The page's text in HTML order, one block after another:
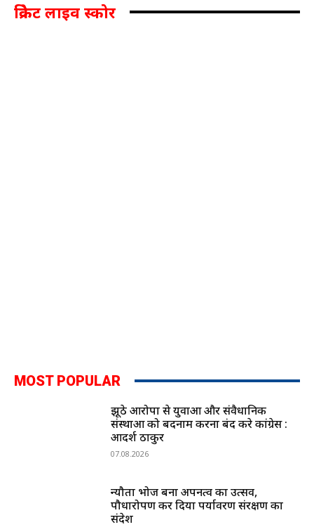
क्रिकेट लाइव स्कोर
MOST POPULAR
झूठे आरोपों से युवाओं और संवैधानिक
संस्थाओं को बदनाम करना बंद करे कांग्रेस :
आदर्श ठाकुर
07.08.2026
न्यौता भोज बना अपनत्व का उत्सव,
पौधारोपण कर दिया पर्यावरण संरक्षण का
संदेश